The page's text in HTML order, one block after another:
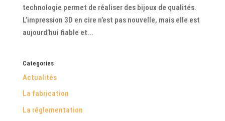
technologie permet de réaliser des bijoux de qualités.
L’impression 3D en cire n’est pas nouvelle, mais elle est
aujourd’hui fiable et...
Categories
Actualités
La fabrication
La réglementation